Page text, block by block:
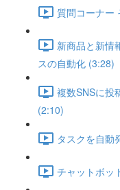
質問コーナー
新商品と新情
スの自動化 (3:28)
複数SNSに投
(2:10)
タスクを自動
チャットボッ